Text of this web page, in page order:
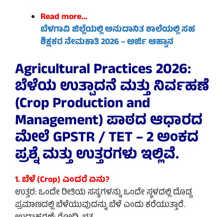
Read more…
ಬೆಳಗಾವಿ ಜಿಲ್ಲೆಯಲ್ಲಿ ಅನುದಾನಿತ ಶಾಲೆಯಲ್ಲಿ ಸಹ
ಶಿಕ್ಷಕರ ನೇಮಕಾತಿ 2026 – ಅರ್ಜಿ ಆಹ್ವಾನ
Agricultural Practices 2026:
ಬೆಳೆಯ ಉತ್ಪಾದನೆ ಮತ್ತು ನಿರ್ವಹಣೆ
(Crop Production and
Management) ಪಾಠದ ಆಧಾರದ
ಮೇಲೆ GPSTR / TET – 2 ಅಂಕದ
ಪ್ರಶ್ನೆ ಮತ್ತು ಉತ್ತರಗಳು ಇಲ್ಲಿವೆ.
1. ಬೆಳೆ (Crop) ಎಂದರೆ ಏನು?
ಉತ್ತರ: ಒಂದೇ ರೀತಿಯ ಸಸ್ಯಗಳನ್ನು ಒಂದೇ ಸ್ಥಳದಲ್ಲಿ ದೊಡ್ಡ
ಪ್ರಮಾಣದಲ್ಲಿ ಬೆಳೆಯುವುದನ್ನು ಬೆಳೆ ಎಂದು ಕರೆಯುತ್ತಾರೆ.